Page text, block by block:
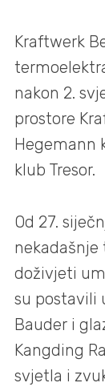
Kraftwerk
nakon 2.
prostore
Hegemann
klub Tresor.
Od 27.
doživjeti
su postavili
Bauder i
Kangding
svjetla i